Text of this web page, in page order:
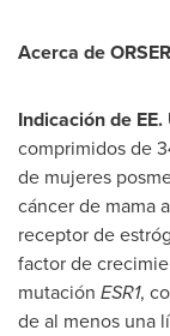
Acerca de
Indicación de EE.
comprimidos de
de mujeres
cáncer de mama
receptor de
factor de
mutación ESR1,
de al menos una